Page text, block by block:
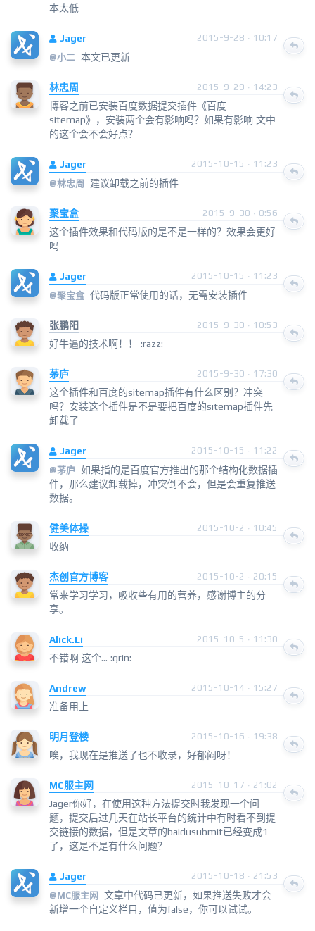
本太低
Jager
2015-9-28 · 10:17
@小二 本文已更新
林忠周 2015-9-29 · 14:23
博客之前已安装百度数据提交插件《百度
sitemap》，安装两个会有影响吗？如果有影响 文中
的这个会不会好点？
Jager
2015-10-15 · 11:23
@林忠周 建议卸载之前的插件
聚宝盒 2015-9-30 · 0:56
这个插件效果和代码版的是不是一样的？效果会更好
吗
Jager
2015-10-15 · 11:23
@聚宝盒 代码版正常使用的话，无需安装插件
张鹏阳 2015-9-30 · 10:53
好牛逼的技术啊！！ :razz:
茅庐 2015-9-30 · 17:30
这个插件和百度的sitemap插件有什么区别？冲突
吗？安装这个插件是不是要把百度的sitemap插件先
卸载了
Jager
2015-10-15 · 11:22
@茅庐 如果指的是百度官方推出的那个结构化数据插
件，那么建议卸载掉，冲突倒不会，但是会重复推送
数据。
健美体操 2015-10-2 · 10:45
收纳
杰创官方博客 2015-10-2 · 20:15
常来学习学习，吸收些有用的营养，感谢博主的分
享。
Alick.Li 2015-10-5 · 11:30
不错啊 这个... :grin:
Andrew 2015-10-14 · 15:27
准备用上
明月登楼 2015-10-16 · 19:38
唉，我现在是推送了也不收录，好郁闷呀！
MC服主网 2015-10-17 · 21:02
Jager你好，在使用这种方法提交时我发现一个问
题，提交后过几天在站长平台的统计中有时看不到提
交链接的数据，但是文章的baidusubmit已经变成1
了，这是不是有什么问题？
Jager
2015-10-18 · 21:53
@MC服主网 文章中代码已更新，如果推送失败才会
新增一个自定义栏目，值为false，你可以试试。